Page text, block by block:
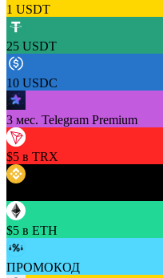
1 USDT
25 USDT
10 USDC
3 мес. Telegram Premium
$5 в TRX
$5 в ETH
ПРОМОКОД